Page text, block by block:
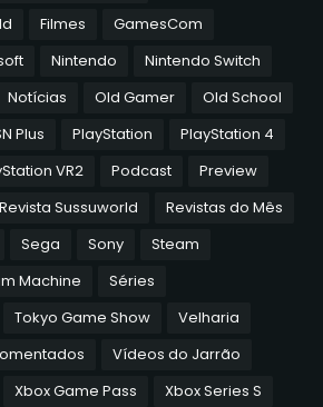
Filmes
GamesCom
Nintendo
Nintendo Switch
Notícias Old Gamer
Old School
Plus PlayStation
PlayStation 4
VR2 Podcast
Preview
Revista Sussuworld
Revistas do Mês
Sega Sony
Steam
Machine
Séries
Tokyo Game Show
Velharia
Vídeos do Jarrão
Xbox Game Pass
Xbox Series S